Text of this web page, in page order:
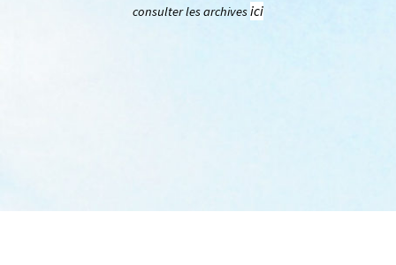
consulter les archivesici